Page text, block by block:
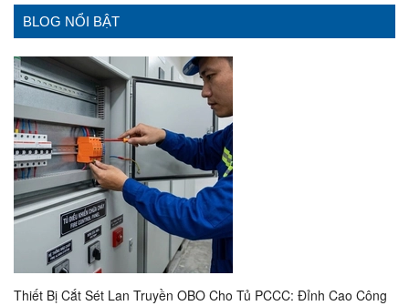
BLOG NỔI BẬT
Thiết Bị Cắt Sét Lan Truyền OBO Cho Tủ PCCC: Đỉnh Cao Công